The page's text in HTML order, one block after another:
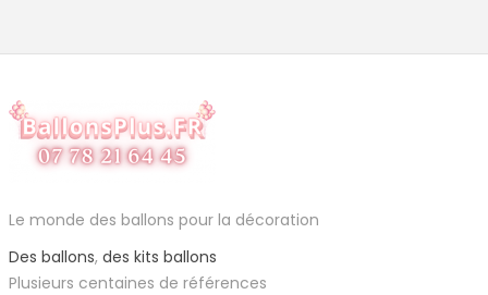
Le monde des ballons pour la décoration
Des ballons, des kits ballons
Plusieurs centaines de références